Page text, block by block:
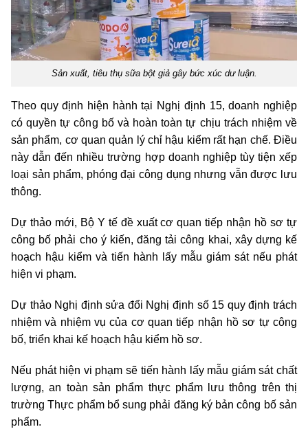
Sản xuất, tiêu thụ sữa bột giả gây bức xúc dư luận.
Theo quy định hiện hành tại Nghị định 15, doanh nghiệp
có quyền tự công bố và hoàn toàn tự chịu trách nhiệm về
sản phẩm, cơ quan quản lý chỉ hậu kiểm rất hạn chế. Điều
này dẫn đến nhiều trường hợp doanh nghiệp tùy tiện xếp
loại sản phẩm, phóng đại công dụng nhưng vẫn được lưu
thông.
Dự thảo mới, Bộ Y tế đề xuất cơ quan tiếp nhận hồ sơ tự
công bố phải cho ý kiến, đăng tải công khai, xây dựng kế
hoạch hậu kiểm và tiến hành lấy mẫu giám sát nếu phát
hiện vi phạm.
Dự thảo Nghị định sửa đổi Nghị định số 15 quy định trách
nhiệm và nhiệm vụ của cơ quan tiếp nhận hồ sơ tự công
bố, triển khai kế hoạch hậu kiểm hồ sơ.
Nếu phát hiện vi phạm sẽ tiến hành lấy mẫu giám sát chất
lượng, an toàn sản phẩm thực phẩm lưu thông trên thị
trường Thực phẩm bổ sung phải đăng ký bản công bố sản
phẩm.